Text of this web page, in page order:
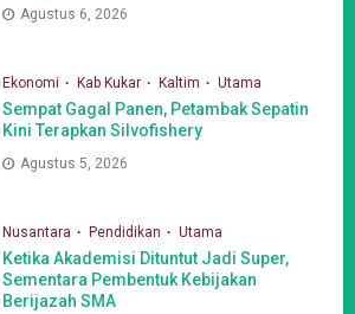
Agustus 6, 2026
Ekonomi Kab Kukar Kaltim Utama
Sempat Gagal Panen, Petambak Sepatin
Kini Terapkan Silvofishery
Agustus 5, 2026
Nusantara Pendidikan Utama
Ketika Akademisi Dituntut Jadi Super,
Sementara Pembentuk Kebijakan
Berijazah SMA